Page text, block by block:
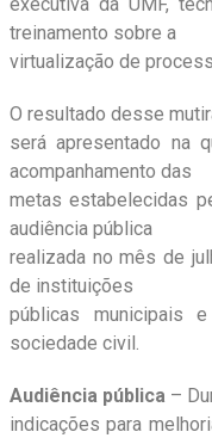
treinamento sobre a
virtualização de
O resultado desse
será apresentado na
acompanhamento das
metas estabelecidas
audiência pública
realizada no mês de
de instituições
públicas municipais
sociedade civil.
Audiência pública –
indicações para